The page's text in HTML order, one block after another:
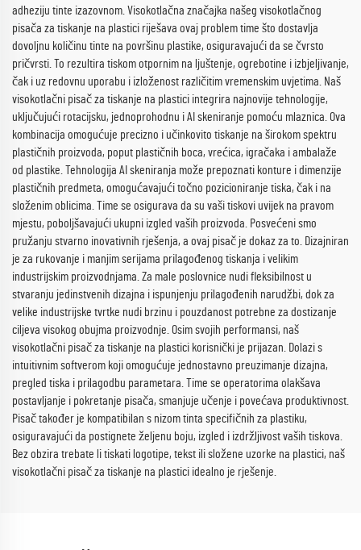
adheziju tinte izazovnom. Visokotlačna značajka našeg visokotlačnog
pisača za tiskanje na plastici riješava ovaj problem time što dostavlja
dovoljnu količinu tinte na površinu plastike, osiguravajući da se čvrsto
pričvrsti. To rezultira tiskom otpornim na ljuštenje, ogrebotine i izbjeljivanje,
čak i uz redovnu uporabu i izloženost različitim vremenskim uvjetima. Naš
visokotlačni pisač za tiskanje na plastici integrira najnovije tehnologije,
uključujući rotacijsku, jednoprohodnu i AI skeniranje pomoću mlaznica. Ova
kombinacija omogućuje precizno i učinkovito tiskanje na širokom spektru
plastičnih proizvoda, poput plastičnih boca, vrećica, igračaka i ambalaže
od plastike. Tehnologija AI skeniranja može prepoznati konture i dimenzije
plastičnih predmeta, omogućavajući točno pozicioniranje tiska, čak i na
složenim oblicima. Time se osigurava da su vaši tiskovi uvijek na pravom
mjestu, poboljšavajući ukupni izgled vaših proizvoda. Posvećeni smo
pružanju stvarno inovativnih rješenja, a ovaj pisač je dokaz za to. Dizajniran
je za rukovanje i manjim serijama prilagođenog tiskanja i velikim
industrijskim proizvodnjama. Za male poslovnice nudi fleksibilnost u
stvaranju jedinstvenih dizajna i ispunjenju prilagođenih narudžbi, dok za
velike industrijske tvrtke nudi brzinu i pouzdanost potrebne za dostizanje
ciljeva visokog obujma proizvodnje. Osim svojih performansi, naš
visokotlačni pisač za tiskanje na plastici korisnički je prijazan. Dolazi s
intuitivnim softverom koji omogućuje jednostavno preuzimanje dizajna,
pregled tiska i prilagodbu parametara. Time se operatorima olakšava
postavljanje i pokretanje pisača, smanjuje učenje i povećava produktivnost.
Pisač također je kompatibilan s nizom tinta specifičnih za plastiku,
osiguravajući da postignete željenu boju, izgled i izdržljivost vaših tiskova.
Bez obzira trebate li tiskati logotipe, tekst ili složene uzorke na plastici, naš
visokotlačni pisač za tiskanje na plastici idealno je rješenje.